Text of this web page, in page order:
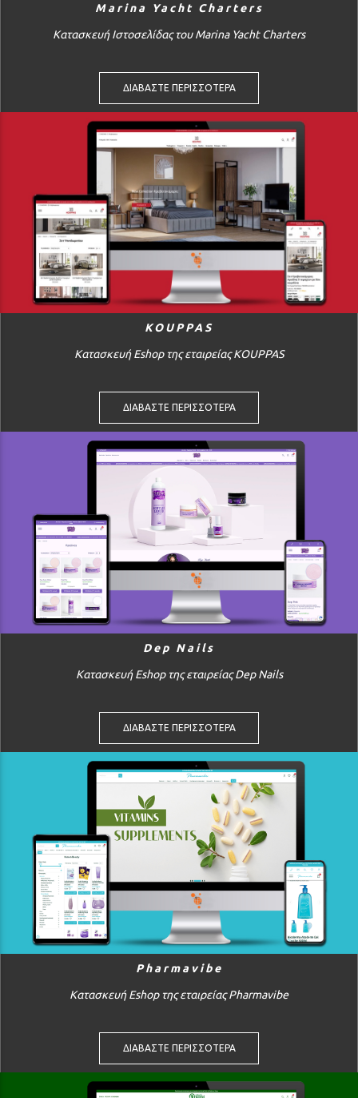
Marina Yacht Charters
Κατασκευή Ιστοσελίδας του Marina Yacht Charters
ΔΙΑΒΑΣΤΕ ΠΕΡΙΣΣΟΤΕΡΑ
KOUPPAS
Κατασκευή Eshop της εταιρείας KOUPPAS
ΔΙΑΒΑΣΤΕ ΠΕΡΙΣΣΟΤΕΡΑ
Dep Nails
Κατασκευή Eshop της εταιρείας Dep Nails
ΔΙΑΒΑΣΤΕ ΠΕΡΙΣΣΟΤΕΡΑ
Pharmavibe
Κατασκευή Eshop της εταιρείας Pharmavibe
ΔΙΑΒΑΣΤΕ ΠΕΡΙΣΣΟΤΕΡΑ